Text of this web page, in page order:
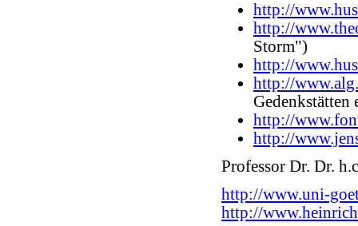
http://
http://
Storm")
http://
http://
Gedenkstätten
http://
http://
Professor Dr. Dr.
http://www.uni-
http://